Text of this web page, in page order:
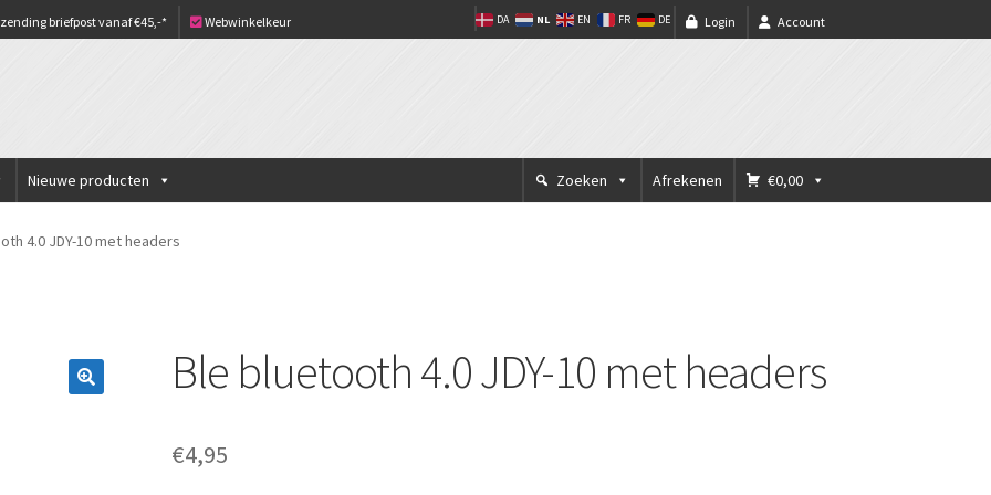
briefpost vanaf €45,-* Webwinkelkeur Account
Login
DA NL EN FR DE
Nieuwe producten €0,00
Afrekenen
Zoeken
4.0 JDY-10 met headers
Ble bluetooth 4.0 JDY-10 met headers
€4,95